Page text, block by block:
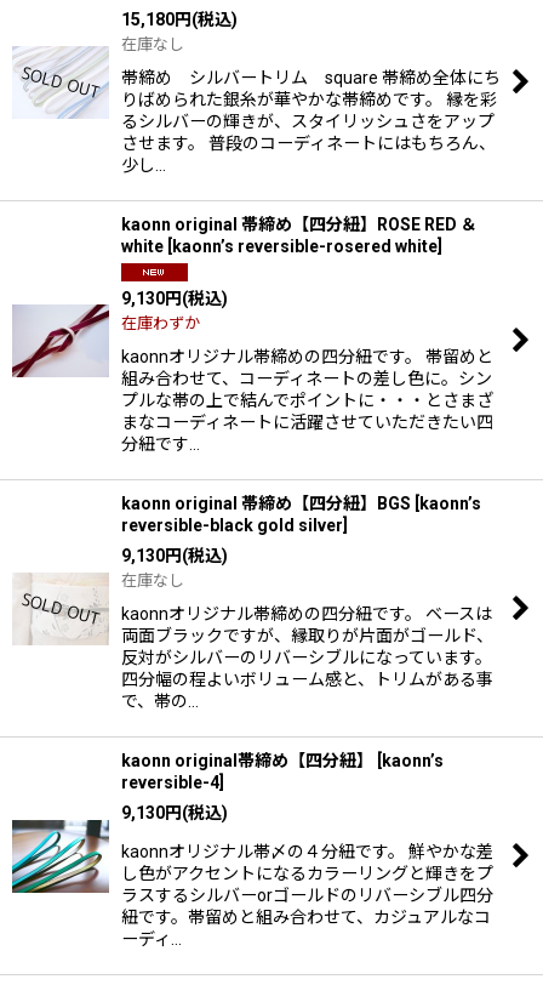
15,180円(税込)
在庫なし
帯締め シルバートリム square 帯締め全体にち
りばめられた銀糸が華やかな帯締めです。 縁を彩
るシルバーの輝きが、スタイリッシュさをアップ
させます。 普段のコーディネートにはもちろん、
少し…
kaonn original 帯締め【四分紐】ROSE RED ＆
white
kaonn’s reversible-rosered white
9,130円(税込)
在庫わずか
kaonnオリジナル帯締めの四分紐です。 帯留めと
組み合わせて、コーディネートの差し色に。シン
プルな帯の上で結んでポイントに・・・とさまざ
まなコーディネートに活躍させていただきたい四
分紐です…
kaonn original 帯締め【四分紐】BGS
kaonn’s
reversible-black gold silver
9,130円(税込)
在庫なし
kaonnオリジナル帯締めの四分紐です。 ベースは
両面ブラックですが、縁取りが片面がゴールド、
反対がシルバーのリバーシブルになっています。
四分幅の程よいボリューム感と、トリムがある事
で、帯の…
kaonn original帯締め【四分紐】
kaonn’s
reversible-4]
9,130円(税込)
kaonnオリジナル帯〆の４分紐です。 鮮やかな差
し色がアクセントになるカラーリングと輝きをプ
ラスするシルバーorゴールドのリバーシブル四分
紐です。帯留めと組み合わせて、カジュアルなコ
ーディ…